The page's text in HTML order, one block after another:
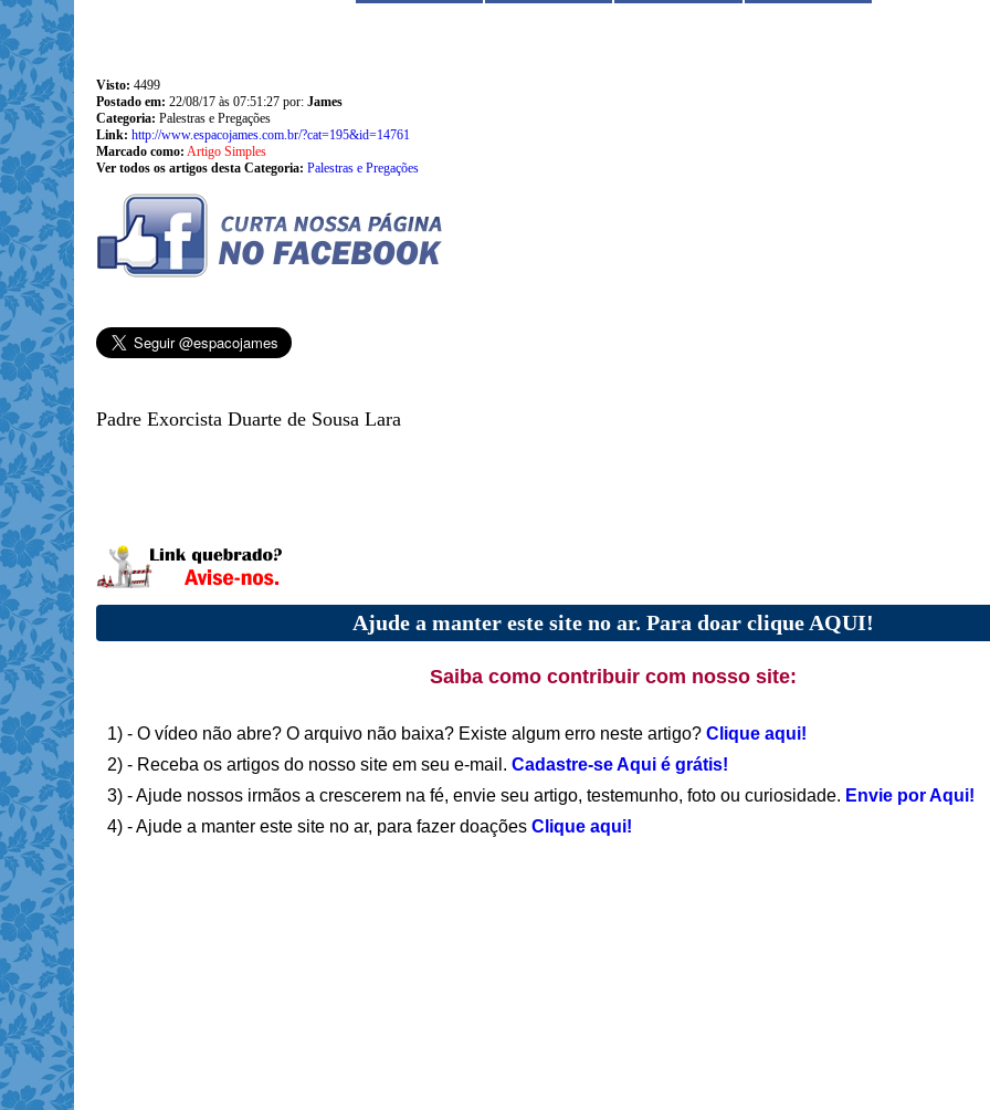
Visto: 4499
Postado em: 22/08/17 às 07:51:27 por: James
Categoria: Palestras e Pregações
Link: http://www.espacojames.com.br/?cat=195&id=14761
Marcado como: Artigo Simples
Ver todos os artigos desta Categoria: Palestras e Pregações
Padre Exorcista Duarte de Sousa Lara
Ajude a manter este site no ar. Para doar clique AQUI!
Saiba como contribuir com nosso site:
1) - O vídeo não abre? O arquivo não baixa? Existe algum erro neste artigo? Clique aqui!
2) - Receba os artigos do nosso site em seu e-mail. Cadastre-se Aqui é grátis!
3) - Ajude nossos irmãos a crescerem na fé, envie seu artigo, testemunho, foto ou curiosidade. Envie por Aqui!
4) - Ajude a manter este site no ar, para fazer doações Clique aqui!